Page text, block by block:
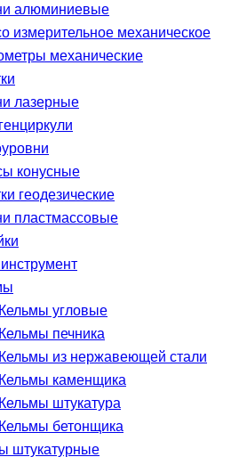
алюминиевые
измерительное механическое
механические
лазерные
конусные
геодезические
пластмассовые
угловые
печника
из нержавеющей стали
каменщика
штукатура
бетонщика
штукатурные